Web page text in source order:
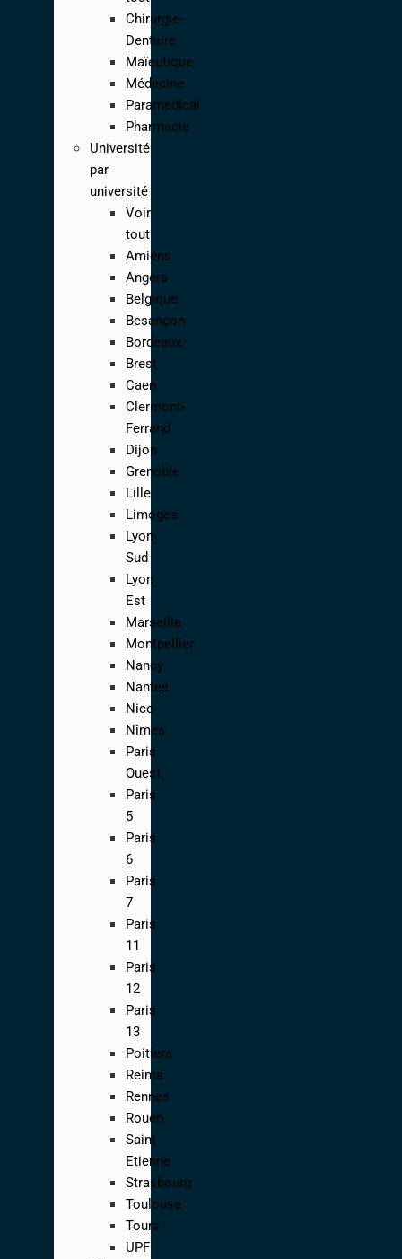
Chirurgie-
Dentaire
Maïeutique
Médecine
Paramédical
Pharmacie
Université
par
université
Voir
tout
Amiens
Angers
Belgique
Besançon
Bordeaux
Brest
Caen
Clermont-
Ferrand
Dijon
Grenoble
Lille
Limoges
Lyon-
Sud
Lyon
Est
Marseille
Montpellier
Nancy
Nantes
Nice
Nîmes
Paris
Ouest
Paris
5
Paris
6
Paris
7
Paris
11
Paris
12
Paris
13
Poitiers
Reims
Rennes
Rouen
Saint
Etienne
Strasbourg
Toulouse
Tours
UPF